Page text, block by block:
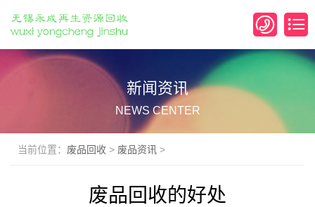
新闻资讯
NEWS CENTER
当前位置： 废品回收 > 废品资讯 >
废品回收的好处